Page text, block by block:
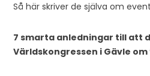
Så här skriver de själva om
7 smarta anledningar till att
Världskongressen i Gävle om